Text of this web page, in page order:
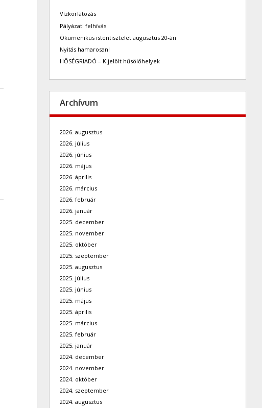
Vízkorlátozás
Pályázati felhívás
Ökumenikus istentisztelet augusztus 20-án
Nyitás hamarosan!
HŐSÉGRIADÓ – Kijelölt hűsölőhelyek
Archívum
2026. augusztus
2026. július
2026. június
2026. május
2026. április
2026. március
2026. február
2026. január
2025. december
2025. november
2025. október
2025. szeptember
2025. augusztus
2025. július
2025. június
2025. május
2025. április
2025. március
2025. február
2025. január
2024. december
2024. november
2024. október
2024. szeptember
2024. augusztus